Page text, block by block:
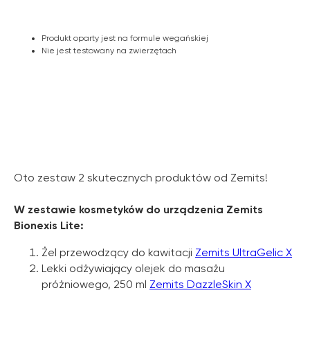
Produkt oparty jest na formule wegańskiej
Nie jest testowany na zwierzętach
Oto zestaw 2 skutecznych produktów od Zemits!
W zestawie kosmetyków do urządzenia Zemits
Bionexis Lite:
Żel przewodzący do kawitacji Zemits UltraGelic X
Lekki odżywiający olejek do masażu
próżniowego, 250 ml Zemits DazzleSkin X